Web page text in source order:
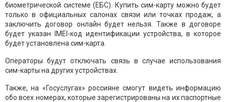
биометрической системе (ЕБС). Купить сим-карту можно будет
только в официальных салонах связи или точках продаж, а
заключить договор онлайн будет нельзя. Также в договоре
будет указан IMEI-код идентификации устройства, в которое
будет установлена сим-карта.
Операторы будут отключать связь в случае использования
сим-карты на других устройствах.
Также, на «Госуслугах» россияне смогут видеть информацию
обо всех номерах, которые зарегистрированы на их паспортные